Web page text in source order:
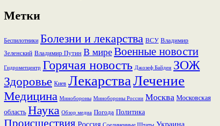
Метки
Беспилотники Болезни и лекарства ВСУ Владимир
Зеленский Владимир Путин В миреВоенные новости
Гидрометцентр Горячая новость Джозеф Байден ЗОЖ
Здоровье Киев ЛекарстваЛечение
Медицина Минобороны Минобороны России Москва Московская
область Наука Обзор медиа Погода Политика
Происшествия Россия Украина